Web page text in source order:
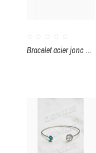
Bracelet acier jonc plume